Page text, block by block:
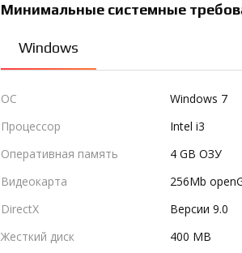
Минимальные системные
Windows
ОС
Windows 7
Процессор
Intel i3
Оперативная память
4 GB ОЗУ
Видеокарта
256Mb
DirectX
Версии 9.0
Жесткий диск
400 MB